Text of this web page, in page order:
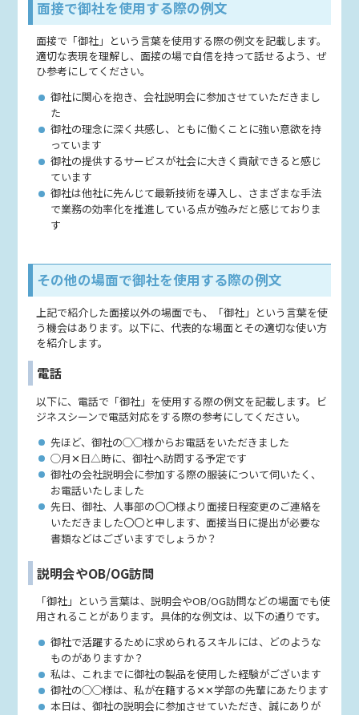
面接で御社を使用する際の例文
面接で「御社」という言葉を使用する際の例文を記載します。
適切な表現を理解し、面接の場で自信を持って話せるよう、ぜ
ひ参考にしてください。
御社に関心を抱き、会社説明会に参加させていただきまし
た
御社の理念に深く共感し、ともに働くことに強い意欲を持
っています
御社の提供するサービスが社会に大きく貢献できると感じ
ています
御社は他社に先んじて最新技術を導入し、さまざまな手法
で業務の効率化を推進している点が強みだと感じておりま
す
その他の場面で御社を使用する際の例文
上記で紹介した面接以外の場面でも、「御社」という言葉を使
う機会はあります。以下に、代表的な場面とその適切な使い方
を紹介します。
電話
以下に、電話で「御社」を使用する際の例文を記載します。ビ
ジネスシーンで電話対応をする際の参考にしてください。
先ほど、御社の◯◯様からお電話をいただきました
◯月✕日△時に、御社へ訪問する予定です
御社の会社説明会に参加する際の服装について伺いたく、
お電話いたしました
先日、御社、人事部の〇〇様より面接日程変更のご連絡を
いただきました〇〇と申します、面接当日に提出が必要な
書類などはございますでしょうか？
説明会やOB/OG訪問
「御社」という言葉は、説明会やOB/OG訪問などの場面でも使
用されることがあります。具体的な例文は、以下の通りです。
御社で活躍するために求められるスキルには、どのような
ものがありますか？
私は、これまでに御社の製品を使用した経験がございます
御社の◯◯様は、私が在籍する✕✕学部の先輩にあたります
本日は、御社の説明会に参加させていただき、誠にありが